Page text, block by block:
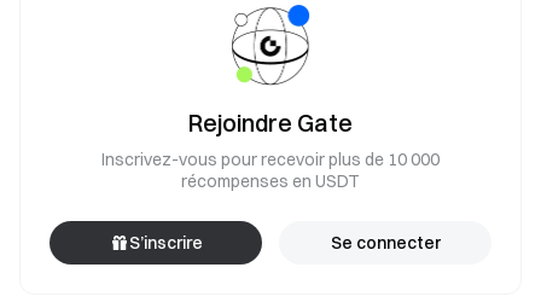
stratégie de trading et de fermer vos positions avant
Prix de règlement automatique des contrats
perpétuels retirés :
la demi-heure précédant le délisting comme prix de
référence pour l’auto-règlement. En cas de fortes
Rejoindre Gate
Inscrivez-vous pour recevoir plus de 10 000
récompenses en USDT
S’inscrire Se connecter